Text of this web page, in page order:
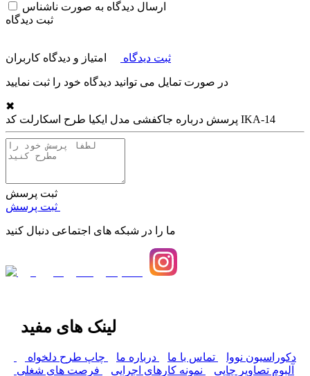
ارسال دیدگاه به صورت ناشناس
ثبت دیدگاه
ثبت دیدگاه امتیاز و دیدگاه کاربران
در صورت تمایل می توانید دیدگاه خود را ثبت نمایید
✖
پرسش درباره جاکفشی مدل ایکیا طرح اسکارلت کد IKA-14
ثبت پرسش
ما را در شبکه های اجتماعی دنبال کنید
لینک های مفید
دکوراسیون نووا تماس با ما درباره ما
چاپ طرح دلخواه
آلبوم تصاویر چاپی
نمونه کارهای اجرایی فرصت های شغلی